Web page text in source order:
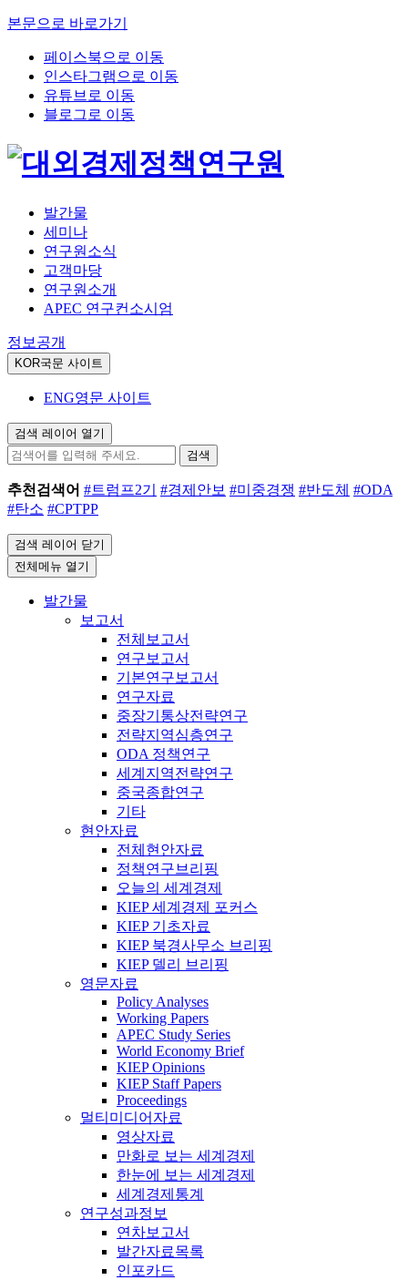
본문으로 바로가기
페이스북으로 이동
인스타그램으로 이동
유튜브로 이동
블로그로 이동
발간물
세미나
연구원소식
고객마당
연구원소개
APEC 연구컨소시엄
정보공개
KOR국문 사이트
ENG영문 사이트
검색 레이어 열기
검색
추천검색어 #트럼프2기 #경제안보 #미중경쟁 #반도체 #ODA
#탄소 #CPTPP
검색 레이어 닫기
전체메뉴 열기
발간물
보고서
전체보고서
연구보고서
기본연구보고서
연구자료
중장기통상전략연구
전략지역심층연구
ODA 정책연구
세계지역전략연구
중국종합연구
기타
현안자료
전체현안자료
정책연구브리핑
오늘의 세계경제
KIEP 세계경제 포커스
KIEP 기초자료
KIEP 북경사무소 브리핑
KIEP 델리 브리핑
영문자료
Policy Analyses
Working Papers
APEC Study Series
World Economy Brief
KIEP Opinions
KIEP Staff Papers
Proceedings
멀티미디어자료
영상자료
만화로 보는 세계경제
한눈에 보는 세계경제
세계경제통계
연구성과정보
연차보고서
발간자료목록
인포카드